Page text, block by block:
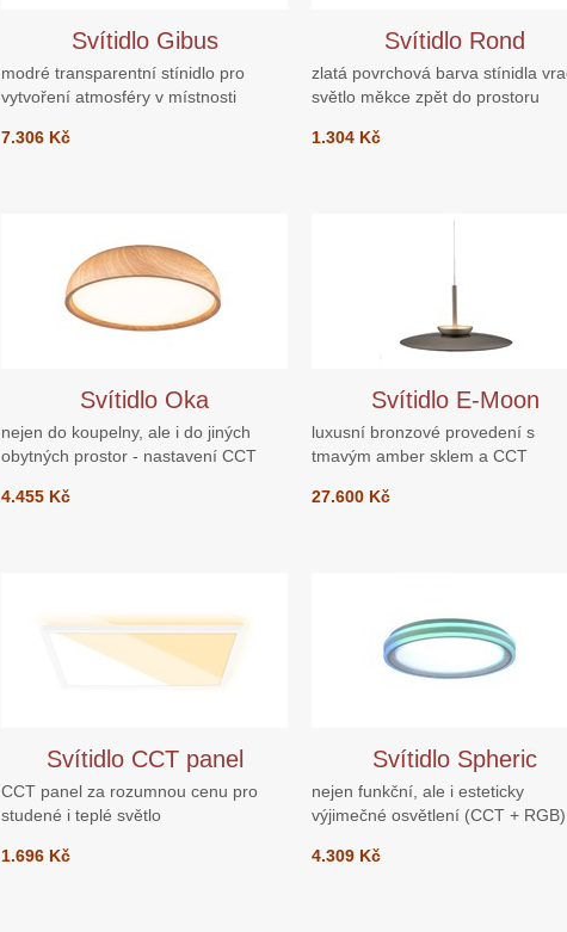
Svítidlo Gibus
modré transparentní stínidlo pro
vytvoření atmosféry v místnosti
7.306 Kč
Svítidlo Rond
zlatá povrchová barva stínidla
světlo měkce zpět do prostoru
1.304 Kč
Svítidlo Oka
nejen do koupelny, ale i do jiných
obytných prostor - nastavení CCT
4.455 Kč
Svítidlo E-Moon
luxusní bronzové provedení s
tmavým amber sklem a CCT
27.600 Kč
Svítidlo CCT panel
CCT panel za rozumnou cenu pro
studené i teplé světlo
1.696 Kč
Svítidlo Spheric
nejen funkční, ale i esteticky
výjimečné osvětlení (CCT + RGB)
4.309 Kč